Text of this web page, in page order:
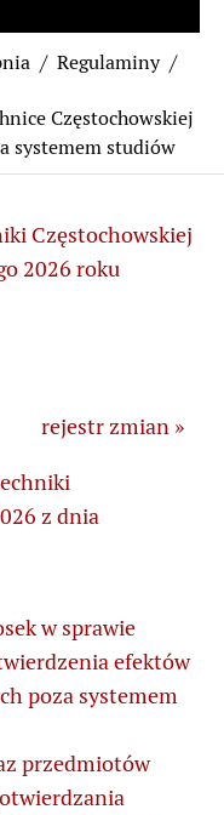
Regulaminy
Częstochowskiej
systemem studiów
Częstochowskiej
2026 roku
rejestr zmian »
z dnia
w sprawie
efektów
poza systemem
przedmiotów